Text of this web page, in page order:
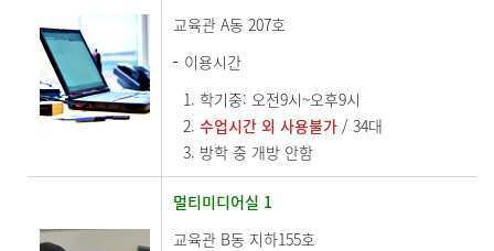
교육관 A동 207호
이용시간
학기중: 오전9시~오후9시
수업시간 외 사용불가 / 34대
방학 중 개방 안함
멀티미디어실 1
교육관 B동 지하155호